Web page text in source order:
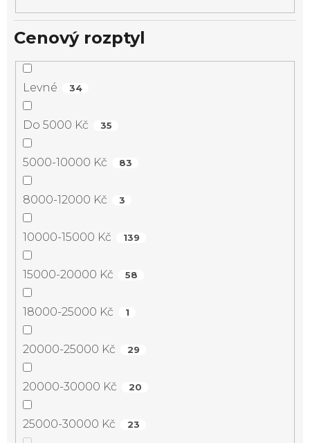
Cenový rozptyl
Levné 34
Do 5000 Kč 35
5000-10000 Kč 83
8000-12000 Kč 3
10000-15000 Kč 139
15000-20000 Kč 58
18000-25000 Kč 1
20000-25000 Kč 29
20000-30000 Kč 20
25000-30000 Kč 23